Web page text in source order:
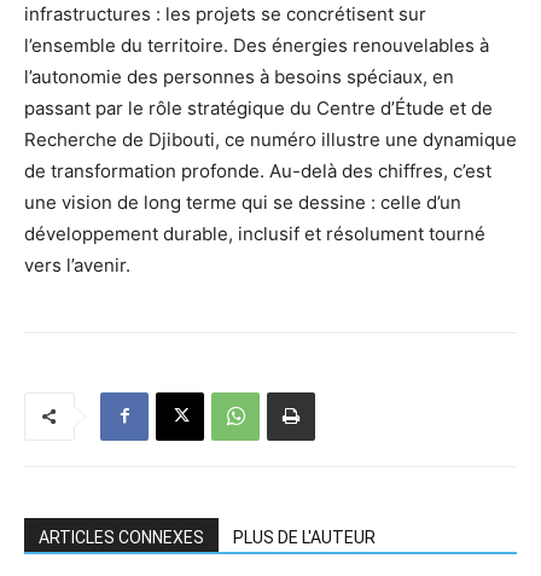
infrastructures : les projets se concrétisent sur
l’ensemble du territoire. Des énergies renouvelables à
l’autonomie des personnes à besoins spéciaux, en
passant par le rôle stratégique du Centre d’Étude et de
Recherche de Djibouti, ce numéro illustre une dynamique
de transformation profonde. Au-delà des chiffres, c’est
une vision de long terme qui se dessine : celle d’un
développement durable, inclusif et résolument tourné
vers l’avenir.
ARTICLES CONNEXES PLUS DE L'AUTEUR